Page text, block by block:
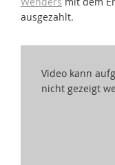
ausgezahlt.
Video kann
nicht gezeigt